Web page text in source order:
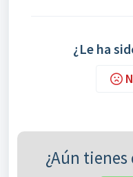
¿Le ha
¿Aún tienes